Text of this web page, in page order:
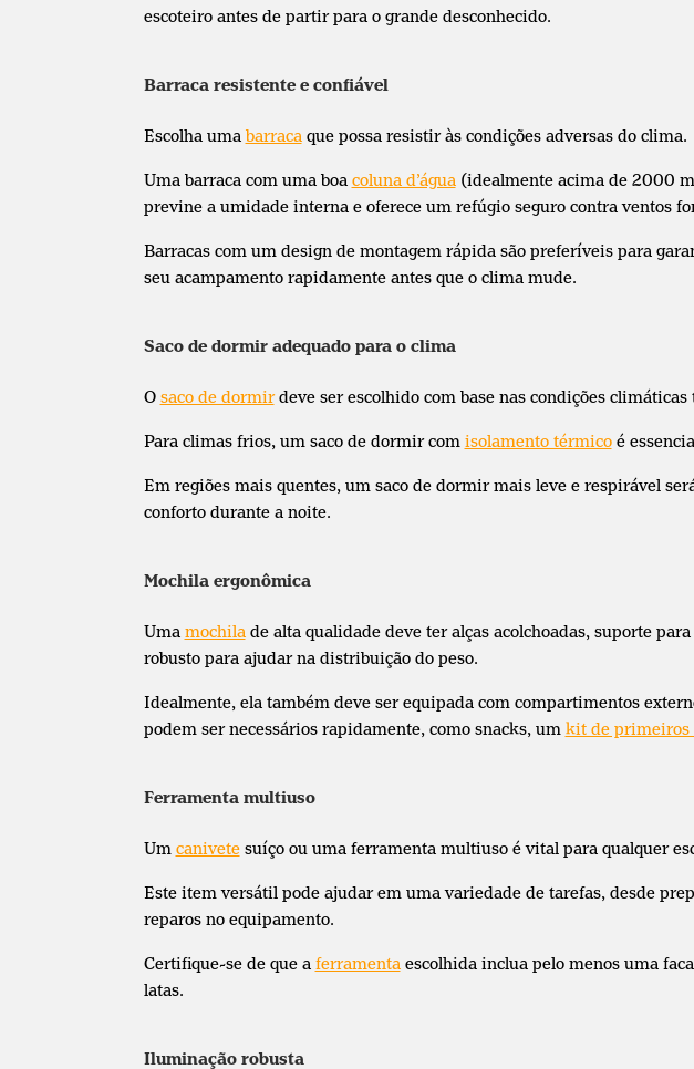
escoteiro antes de partir para o grande desconhecido.
Barraca resistente e confiável
Escolha uma barraca que possa resistir às condições adversas do clima.
Uma barraca com uma boa coluna d’água (idealmente acima de 2000
previne a umidade interna e oferece um refúgio seguro contra ventos
Barracas com um design de montagem rápida são preferíveis para
seu acampamento rapidamente antes que o clima mude.
Saco de dormir adequado para o clima
O saco de dormirdeve ser escolhido com base nas condições
Para climas frios, um saco de dormir com isolamento térmicoé
Em regiões mais quentes, um saco de dormir mais leve e respirável
conforto durante a noite.
Mochila ergonômica
Uma mochila de alta qualidade deve ter alças acolchoadas, suporte
robusto para ajudar na distribuição do peso.
Idealmente, ela também deve ser equipada com compartimentos
podem ser necessários rapidamente, como snacks, um kit de primeiros
Ferramenta multiuso
Um canivetesuíço ou uma ferramenta multiuso é vital para qualquer
Este item versátil pode ajudar em uma variedade de tarefas, desde
reparos no equipamento.
Certifique-se de que a ferramenta escolhida inclua pelo menos uma
latas.
Iluminação robusta